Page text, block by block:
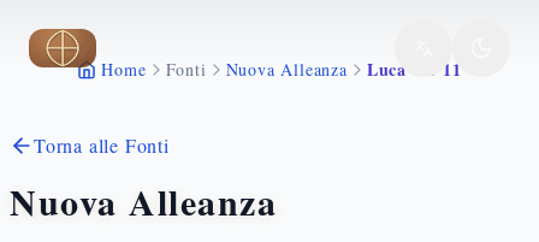
Vai al contenuto principale
Home Fonti Nuova Alleanza Luca 6 1 11
Torna alle Fonti
Nuova Alleanza